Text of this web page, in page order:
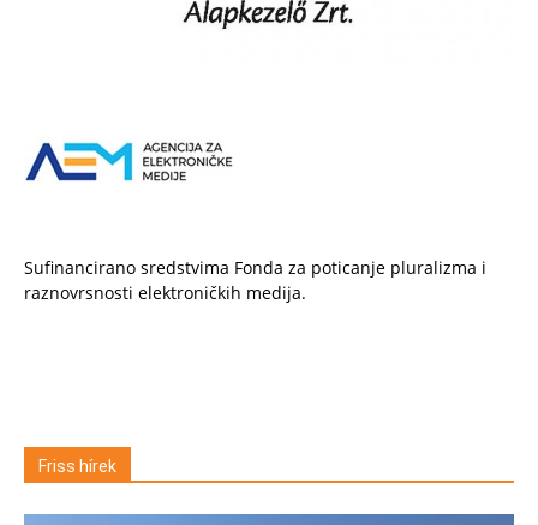
Sufinancirano sredstvima Fonda za poticanje pluralizma i
raznovrsnosti elektroničkih medija.
Friss hírek